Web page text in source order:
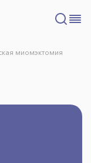
миомэктомия